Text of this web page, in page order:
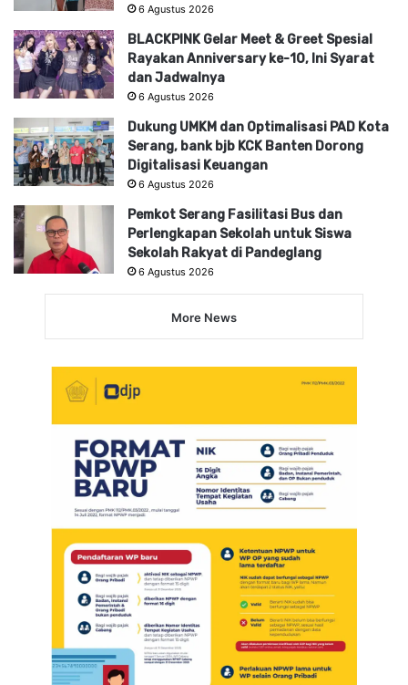
6 Agustus 2026
BLACKPINK Gelar Meet & Greet Spesial
Rayakan Anniversary ke-10, Ini Syarat
dan Jadwalnya
6 Agustus 2026
Dukung UMKM dan Optimalisasi PAD Kota
Serang, bank bjb KCK Banten Dorong
Digitalisasi Keuangan
6 Agustus 2026
Pemkot Serang Fasilitasi Bus dan
Perlengkapan Sekolah untuk Siswa
Sekolah Rakyat di Pandeglang
6 Agustus 2026
More News